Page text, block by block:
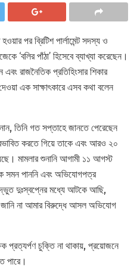
পর ব্রিটিশ পার্লামেন্ট সদস্য ও
‘বলির পাঁঠা’ হিসেবে ব্যাখ্যা করেছেন।
এবং রাজনৈতিক প্রতিহিংসার শিকার
এক সাক্ষাৎকারে এসব কথা বলেন
তিনি গত সপ্তাহে জানতে পেরেছেন
প্রভাবিত করতে গিয়ে তাকে এবং আরও ২০
মামলার শুনানি আগামী ১১ আগস্ট
সমন পাননি এবং অভিযোগপত্র
দুঃস্বপ্নের মধ্যে আটকে আছি,
জানি না আমার বিরুদ্ধে আসল অভিযোগ
প্রত্যর্পণ চুক্তি না থাকায়, প্রয়োজনে
পারে।